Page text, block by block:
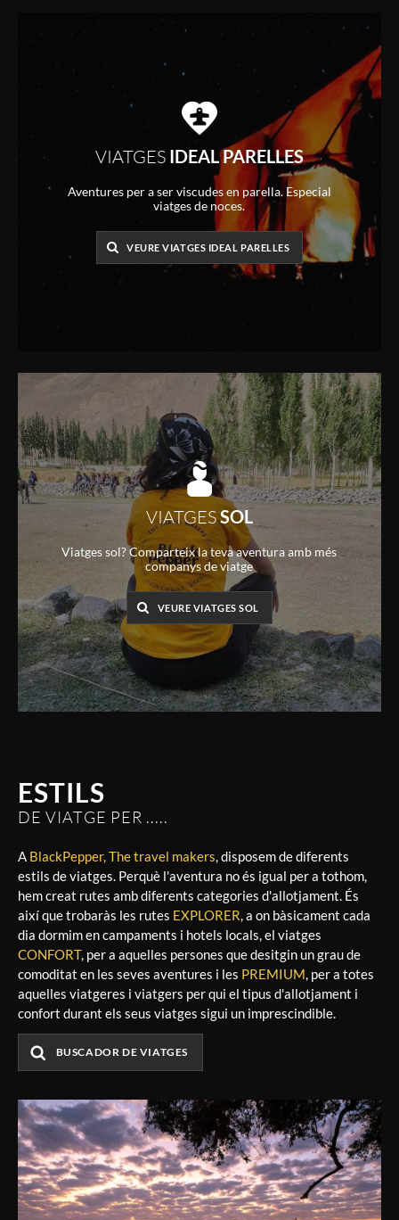
VIATGES IDEAL PARELLES
Aventures per a ser viscudes en parella. Especial
viatges de noces.
VEURE VIATGES IDEAL PARELLES
VIATGESSOL
Viatges sol? Comparteix la teva aventura amb més
companys de viatge
VEURE VIATGES SOL
ESTILS
DE VIATGE PER .....
A BlackPepper, The travel makers, disposem de diferents
estils de viatges. Perquè l'aventura no és igual per a tothom,
hem creat rutes amb diferents categories d'allotjament. És
així que trobaràs les rutes EXPLORER, a on bàsicament cada
dia dormim en campaments i hotels locals, el viatges
CONFORT, per a aquelles persones que desitgin un grau de
comoditat en les seves aventures i les PREMIUM, per a totes
aquelles viatgeres i viatgers per qui el tipus d'allotjament i
confort durant els seus viatges sigui un imprescindible.
BUSCADOR DE VIATGES